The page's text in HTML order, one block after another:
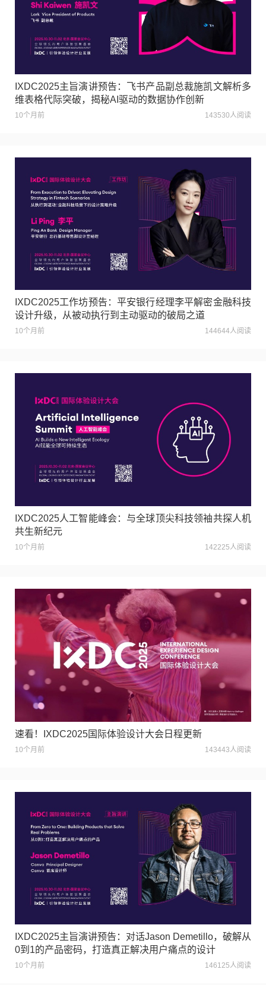
IXDC2025主旨演讲预告：飞书产品副总裁施凯文解析多
维表格代际突破，揭秘AI驱动的数据协作创新
10个月前 143530人阅读
IXDC2025工作坊预告：平安银行经理李平解密金融科技
设计升级，从被动执行到主动驱动的破局之道
10个月前 144644人阅读
IXDC2025人工智能峰会：与全球顶尖科技领袖共探人机
共生新纪元
10个月前 142225人阅读
速看！IXDC2025国际体验设计大会日程更新
10个月前 143443人阅读
IXDC2025主旨演讲预告：对话Jason Demetillo，破解从
0到1的产品密码，打造真正解决用户痛点的设计
10个月前 146125人阅读